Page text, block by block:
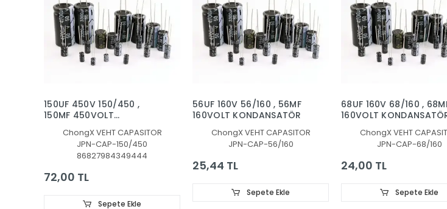
150UF 450V 150/450 ,
150MF 450VOLT
ChongX VEHT CAPASITOR
JPN-CAP-150/450
86827984349444
72,00 TL
Sepete Ekle
56UF 160V 56/160 , 56MF
160VOLT KONDANSATÖR
ChongX VEHT CAPASITOR
JPN-CAP-56/160
25,44 TL
Sepete Ekle
68UF 160V 68/160 ,
160VOLT
ChongX VEHT
JPN-CAP-68/160
24,00 TL
Sepete Ekle